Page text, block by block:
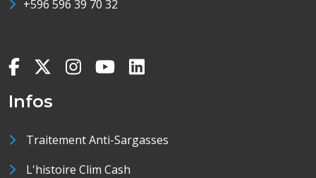
+596 596 39 70 32
Infos
Traitement Anti-Sargasses
L'histoire Clim Cash